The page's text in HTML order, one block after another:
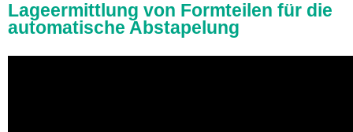
Lageermittlung von Formteilen für die
automatische Abstapelung